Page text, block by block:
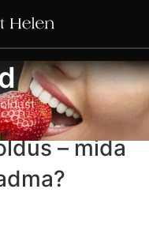
– mida